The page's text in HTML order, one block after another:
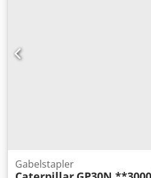
Angaben ohne Gewähr und
Zwischenverkauf vorbehalten. ?
Gabelstapler